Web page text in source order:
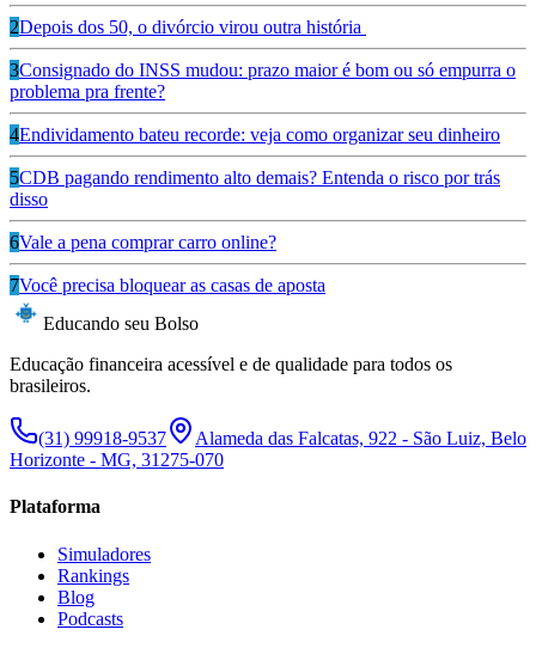
2Depois dos 50, o divórcio virou outra história
3Consignado do INSS mudou: prazo maior é bom ou só empurra o
problema pra frente?
4Endividamento bateu recorde: veja como organizar seu dinheiro
5CDB pagando rendimento alto demais? Entenda o risco por trás
disso
6Vale a pena comprar carro online?
7Você precisa bloquear as casas de aposta
Educando seu Bolso
Educação financeira acessível e de qualidade para todos os
brasileiros.
(31) 99918-9537
Alameda das Falcatas, 922 - São Luiz, Belo
Horizonte - MG, 31275-070
Plataforma
Simuladores
Rankings
Blog
Podcasts